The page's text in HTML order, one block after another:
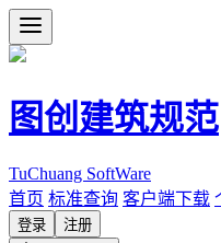
图创建筑规范
TuChuang SoftWare
首页 标准查询 客户端下载
登录
注册